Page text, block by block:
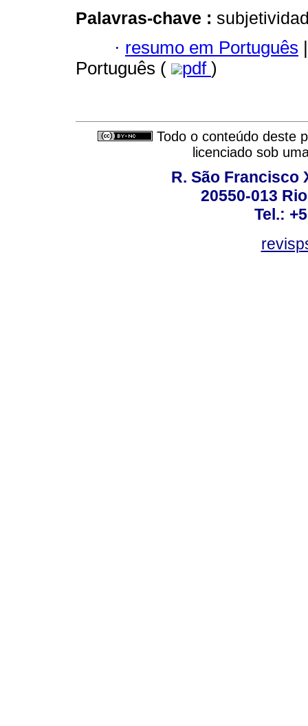
Palavras-chave :
· resumo em Português |
Português (
pdf )
Todo o conteúdo deste
licenciado sob
R. São Francisco
20550-013
Tel.: